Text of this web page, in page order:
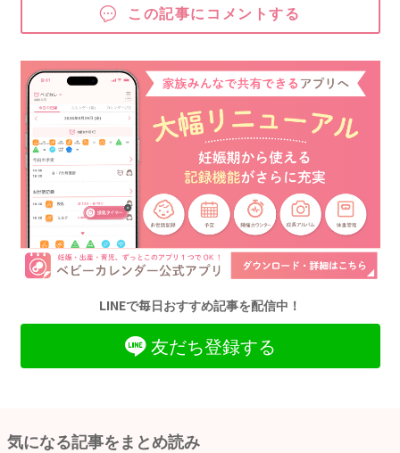
この記事にコメントする
LINEで毎日おすすめ記事を配信中！
友だち登録する
気になる記事をまとめ読み